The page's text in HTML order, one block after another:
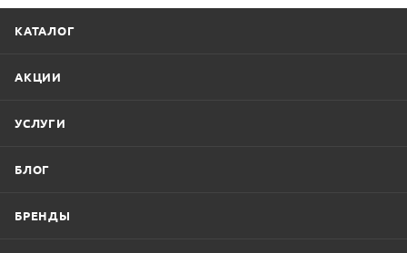
КАТАЛОГ
АКЦИИ
УСЛУГИ
БЛОГ
БРЕНДЫ